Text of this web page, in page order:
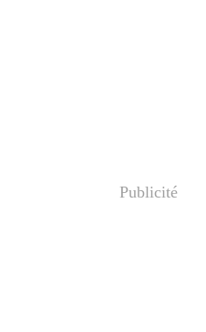
Publicité